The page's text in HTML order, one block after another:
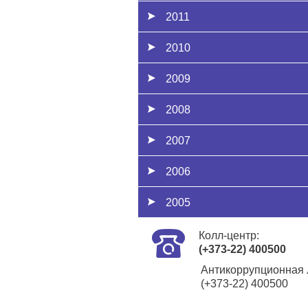
2011
2010
2009
2008
2007
2006
2005
Колл-центр:
(+373-22) 400500
Антикоррупционная
(+373-22) 400500